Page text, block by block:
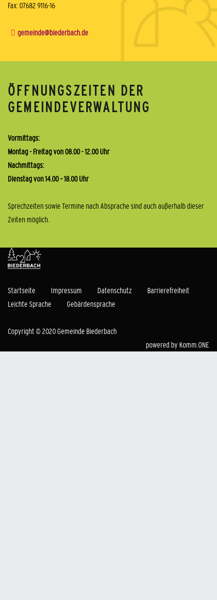
Fax: 07682 9116-16
gemeinde@biederbach.de
ÖFFNUNGSZEITEN DER
GEMEINDEVERWALTUNG
Vormittags:
Montag - Freitag von 08.00 - 12.00 Uhr
Nachmittags:
Dienstag von 14.00 – 18.00 Uhr
Sprechzeiten sowie Termine nach Absprache sind auch außerhalb dieser
Zeiten möglich.
Startseite Impressum Datenschutz
Barrierefreiheit
Leichte Sprache
Gebärdensprache
Copyright © 2020 Gemeinde Biederbach
powered by Komm.ONE